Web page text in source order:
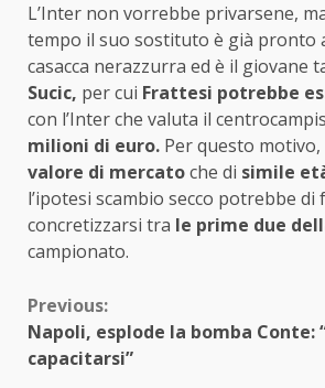
L’Inter non vorrebbe privarsene,
tempo il suo sostituto è già pronto
casacca nerazzurra ed è il giovane
Sucic, per cui Frattesi potrebbe
con l’Inter che valuta il
milioni di euro. Per questo
valore di mercatoche di simile
l’ipotesi scambio secco potrebbe di
concretizzarsi tra le prime due
campionato.
Continue
Reading
Previous:
Napoli, esplode la bomba Conte:
capacitarsi”